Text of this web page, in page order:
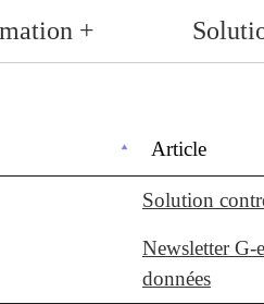
+
Article
Solution
Newsletter G-
données